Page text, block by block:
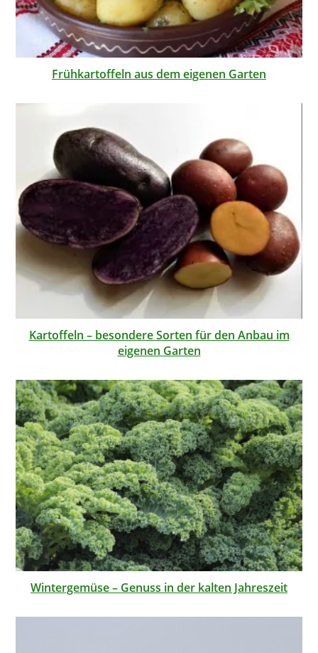
Frühkartoffeln aus dem eigenen Garten
Kartoffeln – besondere Sorten für den Anbau im
eigenen Garten
Wintergemüse – Genuss in der kalten Jahreszeit